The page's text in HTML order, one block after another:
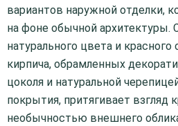
вариантов наружной отделки,
на фоне обычной архитектуры.
натурального цвета и красного
кирпича, обрамленных
цоколя и натуральной
покрытия, притягивает взгляд
необычностью внешнего